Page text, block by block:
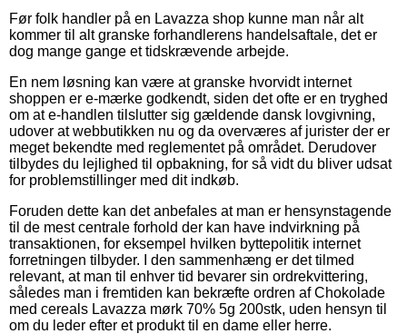
Før folk handler på en Lavazza shop kunne man når alt
kommer til alt granske forhandlerens handelsaftale, det er
dog mange gange et tidskrævende arbejde.
En nem løsning kan være at granske hvorvidt internet
shoppen er e-mærke godkendt, siden det ofte er en tryghed
om at e-handlen tilslutter sig gældende dansk lovgivning,
udover at webbutikken nu og da overværes af jurister der er
meget bekendte med reglementet på området. Derudover
tilbydes du lejlighed til opbakning, for så vidt du bliver udsat
for problemstillinger med dit indkøb.
Foruden dette kan det anbefales at man er hensynstagende
til de mest centrale forhold der kan have indvirkning på
transaktionen, for eksempel hvilken byttepolitik internet
forretningen tilbyder. I den sammenhæng er det tilmed
relevant, at man til enhver tid bevarer sin ordrekvittering,
således man i fremtiden kan bekræfte ordren af Chokolade
med cereals Lavazza mørk 70% 5g 200stk, uden hensyn til
om du leder efter et produkt til en dame eller herre.